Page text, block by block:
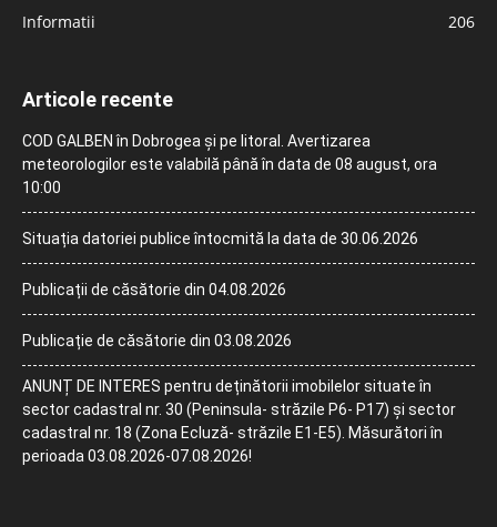
Informatii
206
Articole recente
COD GALBEN în Dobrogea și pe litoral. Avertizarea
meteorologilor este valabilă până în data de 08 august, ora
10:00
Situația datoriei publice întocmită la data de 30.06.2026
Publicații de căsătorie din 04.08.2026
Publicație de căsătorie din 03.08.2026
ANUNȚ DE INTERES pentru deținătorii imobilelor situate în
sector cadastral nr. 30 (Peninsula- străzile P6- P17) și sector
cadastral nr. 18 (Zona Ecluză- străzile E1-E5). Măsurători în
perioada 03.08.2026-07.08.2026!